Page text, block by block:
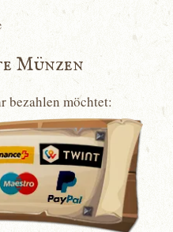
Münzen
bezahlen möchtet: